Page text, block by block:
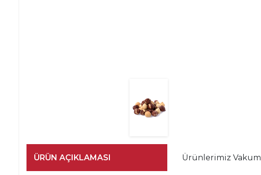
ÜRÜN AÇIKLAMASI Ürünlerimiz